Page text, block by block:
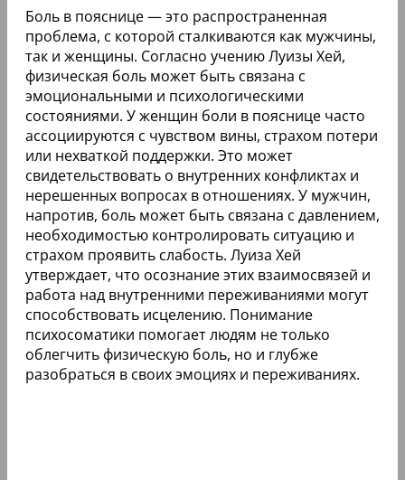
Боль в пояснице — это распространенная
проблема, с которой сталкиваются как мужчины,
так и женщины. Согласно учению Луизы Хей,
физическая боль может быть связана с
эмоциональными и психологическими
состояниями. У женщин боли в пояснице часто
ассоциируются с чувством вины, страхом потери
или нехваткой поддержки. Это может
свидетельствовать о внутренних конфликтах и
нерешенных вопросах в отношениях. У мужчин,
напротив, боль может быть связана с давлением,
необходимостью контролировать ситуацию и
страхом проявить слабость. Луиза Хей
утверждает, что осознание этих взаимосвязей и
работа над внутренними переживаниями могут
способствовать исцелению. Понимание
психосоматики помогает людям не только
облегчить физическую боль, но и глубже
разобраться в своих эмоциях и переживаниях.